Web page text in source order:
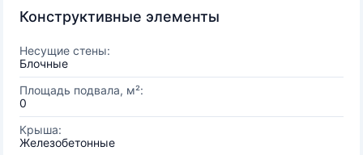
Конструктивные элементы
Несущие стены:
Блочные
Площадь подвала, м²:
0
Крыша:
Железобетонные